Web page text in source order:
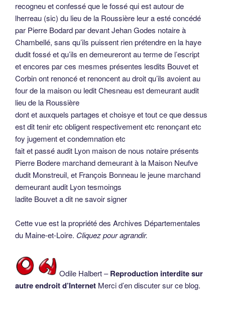
recogneu et confessé que le fossé qui est autour de
lherreau (sic) du lieu de la Roussière leur a esté concédé
par Pierre Bodard par devant Jehan Godes notaire à
Chambellé, sans qu’ils puissent rien prétendre en la haye
dudit fossé et qu’ils en demeureront au terme de l’escript
et encores par ces mesmes présentes lesdits Bouvet et
Corbin ont renoncé et renoncent au droit qu’ils avoient au
four de la maison ou ledit Chesneau est demeurant audit
lieu de la Roussière
dont et auxquels partages et choisye et tout ce que dessus
est dit tenir etc obligent respectivement etc renonçant etc
foy jugement et condemnation etc
fait et passé audit Lyon maison de nous notaire présents
Pierre Bodere marchand demeurant à la Maison Neufve
dudit Monstreuil, et François Bonneau le jeune marchand
demeurant audit Lyon tesmoings
ladite Bouvet a dit ne savoir signer
Cette vue est la propriété des Archives Départementales
du Maine-et-Loire. Cliquez pour agrandir.
Odile Halbert –Reproduction interdite sur
autre endroit d’Internet Merci d’en discuter sur ce blog.